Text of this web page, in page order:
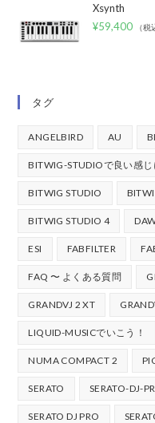
Xsynth
¥59,400 （税
タグ
ANGELBIRD AU
BITWIG-STUDIOで良い感じ
BITWIG STUDIO
BITWIG STUDIO 4
ESI FABFILTER
FAQ 〜 よくある質問
GRANDVJ 2 XT
LIQUID-MUSICでいこう！
NUMA COMPACT 2
SERATO SERATO-DJ-
SERATO DJ PRO